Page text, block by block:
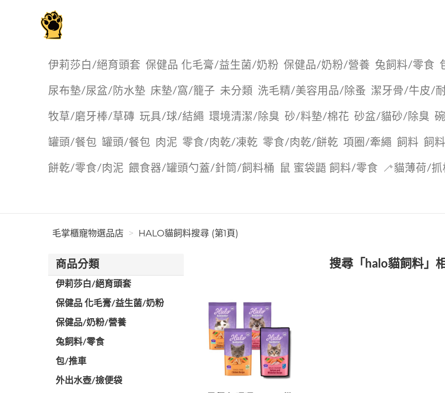
伊莉莎白/絕育頭套 保健品 化毛膏/益生菌/奶粉 保健品/奶粉/營養 兔飼料/零食
尿布墊/尿盆/防水墊 ️床墊/窩/籠子 未分類 洗毛精/美容用品/除蚤 潔牙骨/牛皮/
牧草/磨牙棒/草磚 玩具/球/結繩 環境清潔/除臭 砂/料墊/棉花 砂盆/貓砂/除臭
罐頭/餐包 罐頭/餐包 肉泥 零食/肉乾/凍乾 零食/肉乾/餅乾 項圈/牽繩 飼料 飼
餅乾/零食/肉泥 餵食器/罐頭勺蓋/針筒/飼料桶 鼠 蜜袋鼯 飼料/零食 🦯貓薄荷/
毛掌櫃寵物選品店 HALO貓飼料搜尋 (第1頁)
商品分類
伊莉莎白/絕育頭套
保健品 化毛膏/益生菌/奶粉
保健品/奶粉/營養
兔飼料/零食
包/推車
外出水壺/撿便袋
搜尋「halo貓飼料」